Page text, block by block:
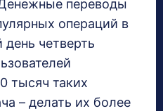
переводы
операций в
четверть
тысяч таких
– делать их более